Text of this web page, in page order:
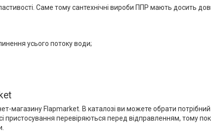
Саме тому сантехнічні вироби ППР мають досить
усього потоку води;
магазину Flapmarket. В каталозі ви можете обрати
пристосування перевіряються перед відправленням, тому